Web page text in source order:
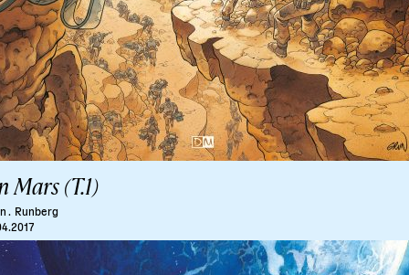
Mars (T.1)
. Runberg